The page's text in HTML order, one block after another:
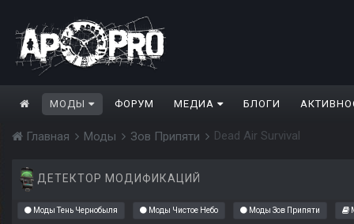
МОДЫ ФОРУМ МЕДИА БЛОГИ
Главная Моды Зов Припяти Dead Air Survival
ДЕТЕКТОР МОДИФИКАЦИЙ
Моды Тень Чернобыля Моды Чистое Небо Моды Зов Припяти